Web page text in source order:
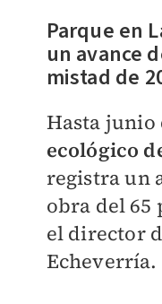
Parque en
un avance
mistad de
Hasta junio
ecológico
registra un
obra del
el director
Echeverría.